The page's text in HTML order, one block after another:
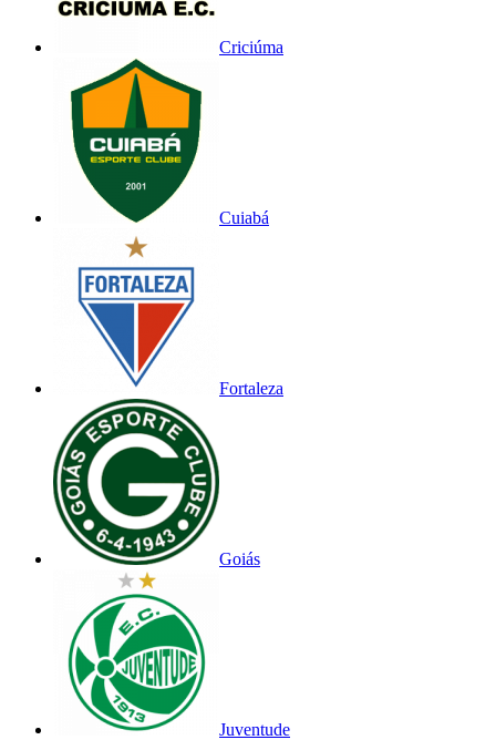
Criciúma
Cuiabá
Fortaleza
Goiás
Juventude